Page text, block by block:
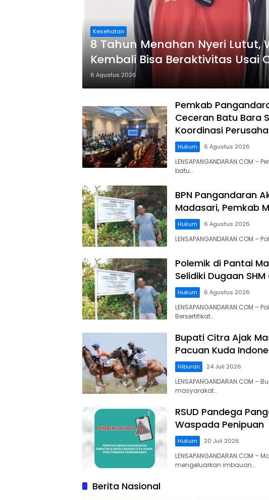
Kesehatan
8 Tahun Menahan Nyeri Lutut,
Kembali Bisa Beraktivitas Usai
Ditanggung BPJS
6 Agustus 2026
Pemkab
Ceceran Batu Bara
Koordinasi
Hukum 6 Agustus 2026
batu…
BPN Pangandaran
Madasari, Pemkab
Hukum 6 Agustus 2026
LENSAPANGANDARAN.COM
Polemik di Pantai
Selidiki Dugaan
Hukum 6 Agustus 2026
LENSAPANGANDARAN.COM
Bersertifikat…
Bupati Citra Ajak
Pacuan Kuda
Hiburan 24 Juli 2026
LENSAPANGANDARAN.COM
masyarakat…
RSUD Pandega
Waspada Penipuan
Hukum 20 Juli 2026
LENSAPANGANDARAN.COM
mengeluarkan imbauan…
Berita Nasional